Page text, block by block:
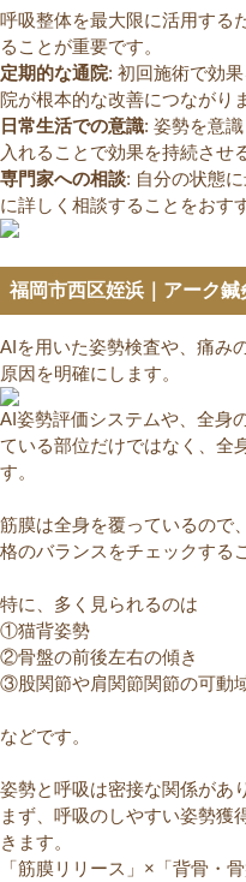
呼吸整体を最大限に活用する
ることが重要です。
定期的な通院: 初回施術で効
院が根本的な改善につながり
日常生活での意識: 姿勢を意
入れることで効果を持続させ
専門家への相談: 自分の状態
に詳しく相談することをおす
福岡市西区姪浜｜アーク
AIを用いた姿勢検査や、痛み
原因を明確にします。
AI姿勢評価システムや、全身
ている部位だけではなく、全
す。
筋膜は全身を覆っているので
格のバランスをチェックする
特に、多く見られるのは
①猫背姿勢
②骨盤の前後左右の傾き
③股関節や肩関節関節の可動
などです。
姿勢と呼吸は密接な関係があ
まず、呼吸のしやすい姿勢獲
きます。
「筋膜リリース」×「背骨・